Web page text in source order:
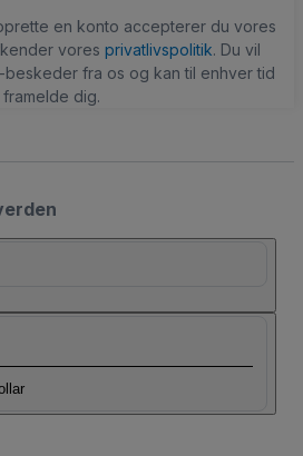
en konto accepterer du vores
vores privatlivspolitik. Du vil
beskeder fra os og kan til enhver tid
framelde dig.